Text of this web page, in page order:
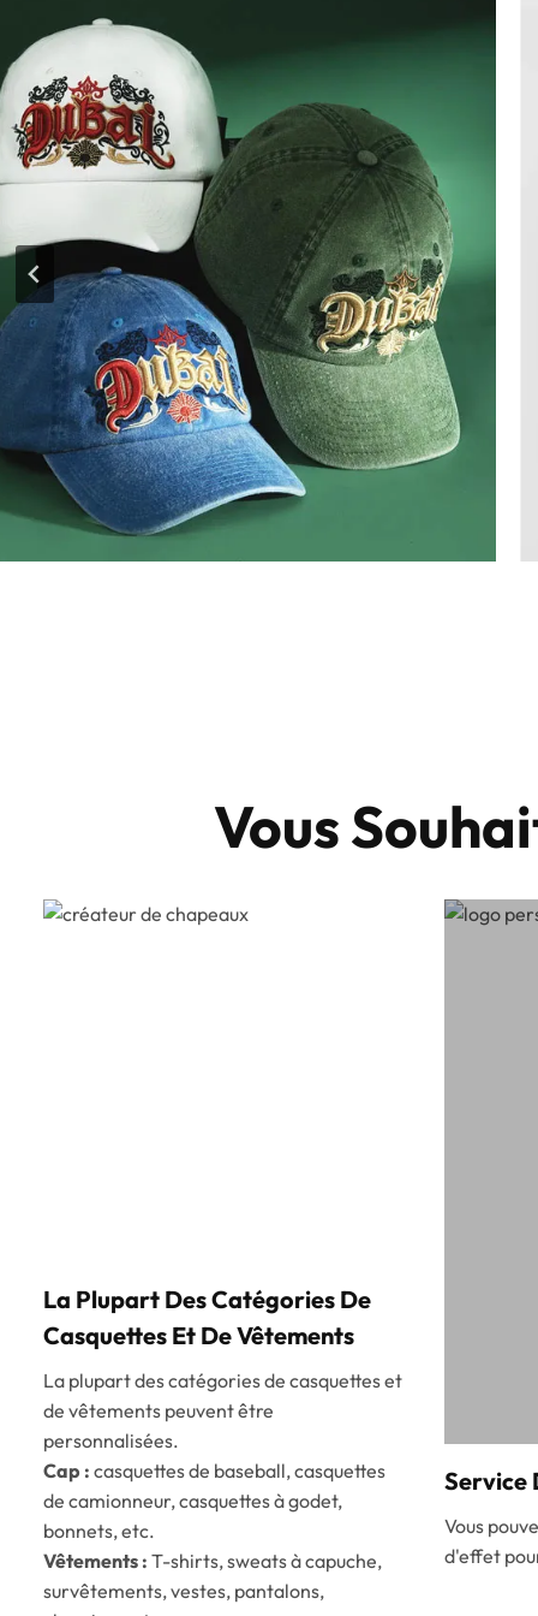
Vous
La Plupart Des Catégories De
Casquettes Et De Vêtements
La plupart des catégories de casquettes et
de vêtements peuvent être
personnalisées.
Cap : casquettes de baseball, casquettes
de camionneur, casquettes à godet,
bonnets, etc.
Vêtements : T-shirts, sweats à capuche,
survêtements, vestes, pantalons,
Service
Vous
d'effet